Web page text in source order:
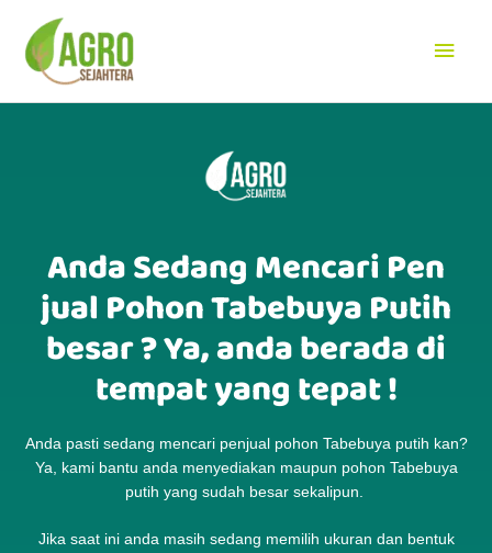
konten
Anda Sedang Mencari Pen
jual Pohon Tabebuya Putih
besar ? Ya, anda berada di
tempat yang tepat !
Anda pasti sedang mencari penjual pohon Tabebuya putih kan?
Ya, kami bantu anda menyediakan maupun pohon Tabebuya
putih yang sudah besar sekalipun.
Jika saat ini anda masih sedang memilih ukuran dan bentuk